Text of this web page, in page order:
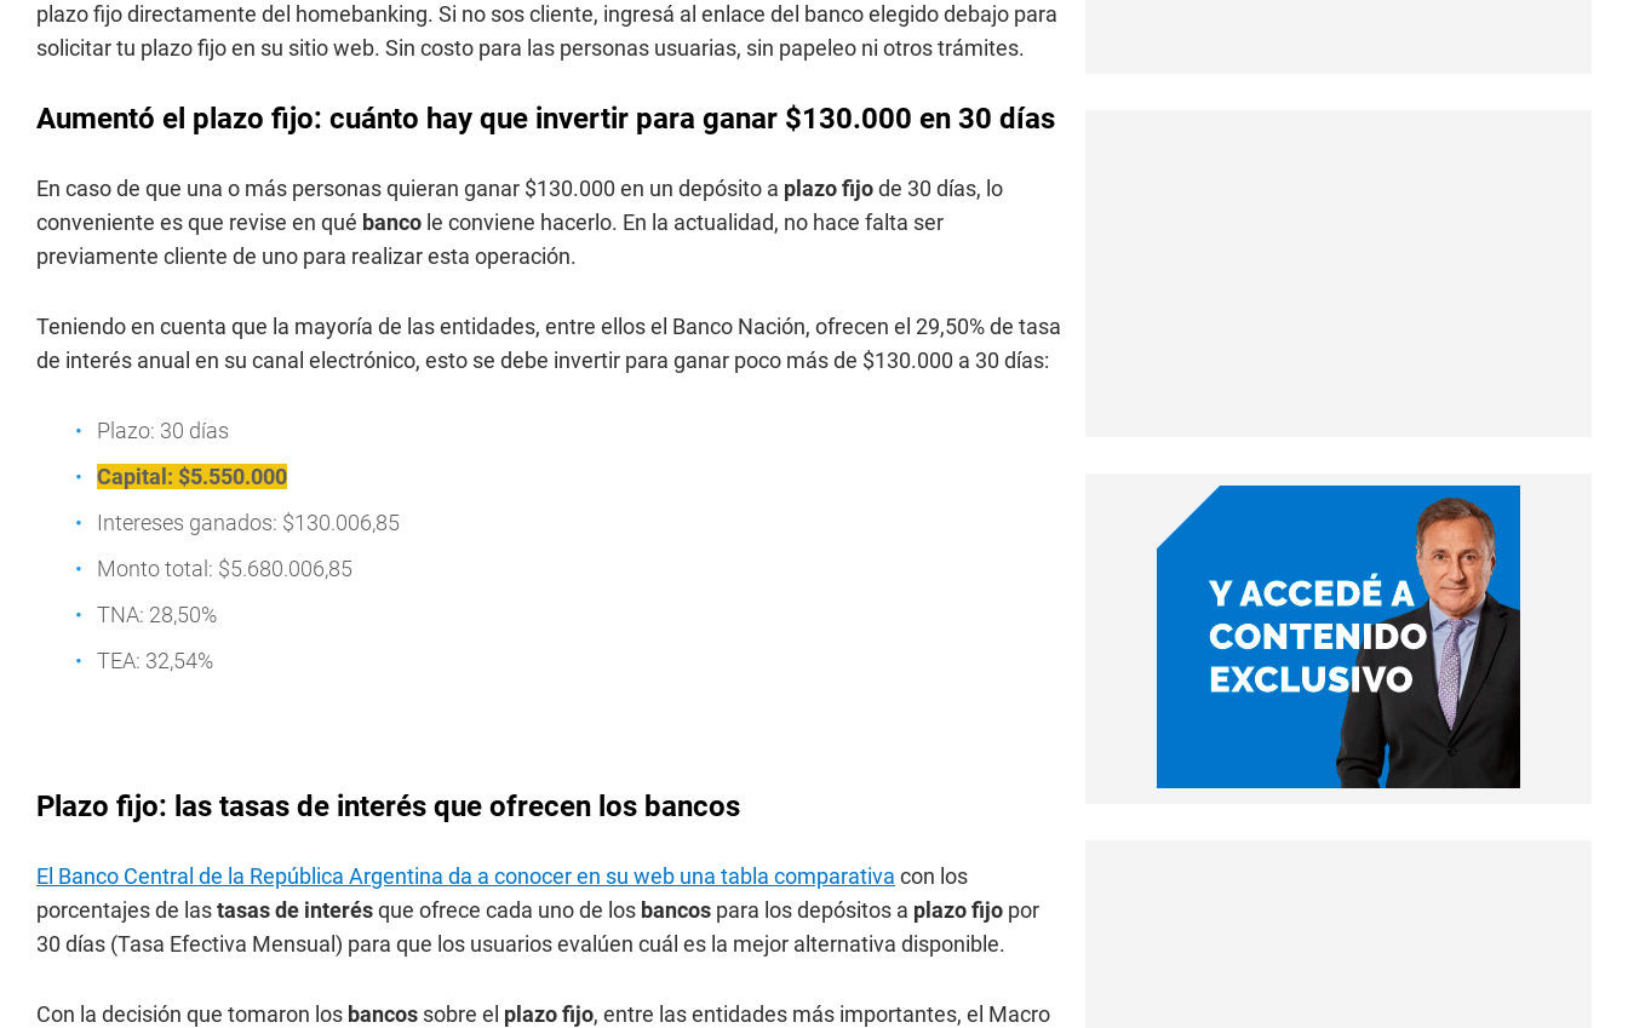
plazo fijo directamente del homebanking. Si no sos cliente, ingresá al enlace del banco elegido debajo para
solicitar tu plazo fijo en su sitio web. Sin costo para las personas usuarias, sin papeleo ni otros trámites.
Aumentó el plazo fijo: cuánto hay que invertir para ganar $130.000 en 30 días
En caso de que una o más personas quieran ganar $130.000 en un depósito a plazo fijode 30 días, lo
conveniente es que revise en qué banco le conviene hacerlo. En la actualidad, no hace falta ser
previamente cliente de uno para realizar esta operación.
Teniendo en cuenta que la mayoría de las entidades, entre ellos el Banco Nación, ofrecen el 29,50% de tasa
de interés anual en su canal electrónico, esto se debe invertir para ganar poco más de $130.000 a 30 días:
Plazo: 30 días
Capital: $5.550.000
Intereses ganados: $130.006,85
Monto total: $5.680.006,85
TNA: 28,50%
TEA: 32,54%
Plazo fijo: las tasas de interés que ofrecen los bancos
El Banco Central de la República Argentina da a conocer en su web una tabla comparativa con los
porcentajes de lastasas de interésque ofrece cada uno de los bancos para los depósitos a plazo fijo por
30 días (Tasa Efectiva Mensual) para que los usuarios evalúen cuál es la mejor alternativa disponible.
Con la decisión que tomaron los bancos sobre el plazo fijo, entre las entidades más importantes, el Macro